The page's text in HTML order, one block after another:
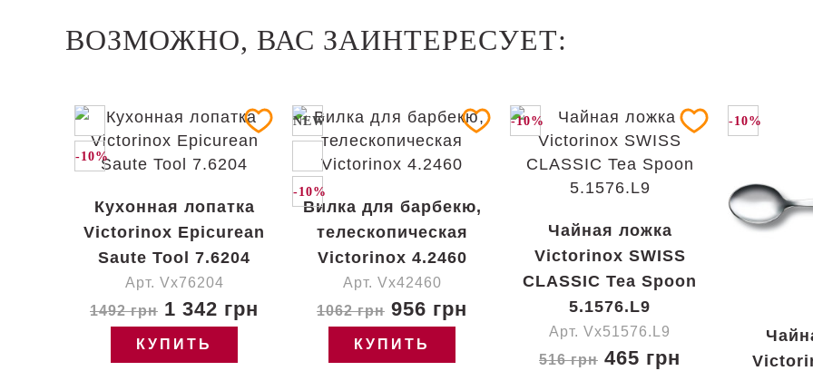
ВОЗМОЖНО, ВАС ЗАИНТЕРЕСУЕТ:
-10%
Кухонная лопатка
Victorinox Epicurean
Saute Tool 7.6204
Арт. Vx76204
1492 грн 1 342 грн
КУПИТЬ
NEW
-10%
Вилка для барбекю,
телескопическая
Victorinox 4.2460
Арт. Vx42460
1062 грн 956 грн
КУПИТЬ
-10%
Чайная ложка
Victorinox SWISS
CLASSIC Tea Spoon
5.1576.L9
Арт. Vx51576.L9
516 грн 465 грн
-10%